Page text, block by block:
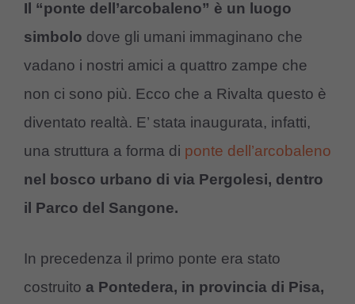
Il “ponte dell’arcobaleno” è un luogo
simbolo dove gli umani immaginano che
vadano i nostri amici a quattro zampe che
non ci sono più. Ecco che a Rivalta questo è
diventato realtà. E’ stata inaugurata, infatti,
una struttura a forma di ponte dell’arcobaleno
nel bosco urbano di via Pergolesi, dentro
il Parco del Sangone.
In precedenza il primo ponte era stato
costruito a Pontedera, in provincia di Pisa,